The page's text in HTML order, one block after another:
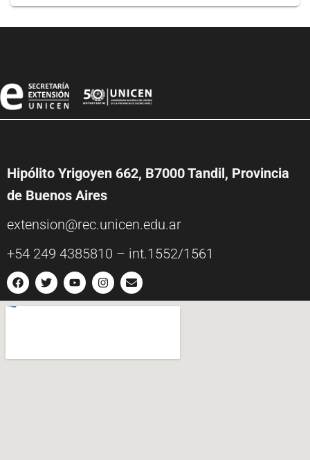
Hipólito Yrigoyen 662, B7000 Tandil, Provincia
de Buenos Aires
extension@rec.unicen.edu.ar
+54 249 4385810 – int.1552/1561